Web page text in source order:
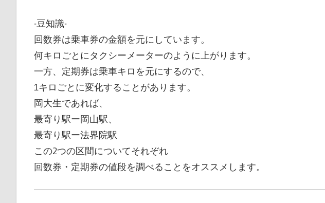
-豆知識-
回数券は乗車券の金額を元にしています。
何キロごとにタクシーメーターのように上がります。
一方、定期券は乗車キロを元にするので、
1キロごとに変化することがあります。
岡大生であれば、
最寄り駅ー岡山駅、
最寄り駅ー法界院駅
この2つの区間についてそれぞれ
回数券・定期券の値段を調べることをオススメします。